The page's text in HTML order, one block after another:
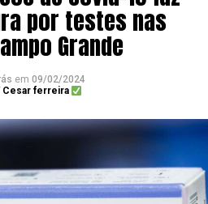
por testes nas
Grande
em 09/02/2024
Cesar ferreira